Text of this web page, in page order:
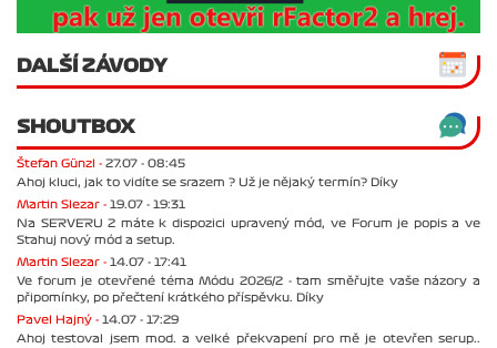
DALŠÍ ZÁVODY
SHOUTBOX
Štefan Günzl - 27.07 - 08:45
Ahoj kluci, jak to vidíte se srazem ? Už je nějaký termín? Díky
Martin Slezar - 19.07 - 19:31
Na SERVERU 2 máte k dispozici upravený mód, ve Forum je popis a ve
Stahuj nový mód a setup.
Martin Slezar - 14.07 - 17:41
Ve forum je otevřené téma Módu 2026/2 - tam směřujte vaše názory a
připomínky, po přečtení krátkého příspěvku. Díky
Pavel Hajný - 14.07 - 17:29
Ahoj testoval jsem mod. a velké překvapení pro mě je otevřen serup..